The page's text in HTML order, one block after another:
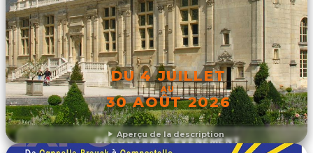
Aperçu de la description
DU 4 JUILLET
AU
30 AOÛT 2026
DÉCOUVRIR L'ÉVÉNEMENT